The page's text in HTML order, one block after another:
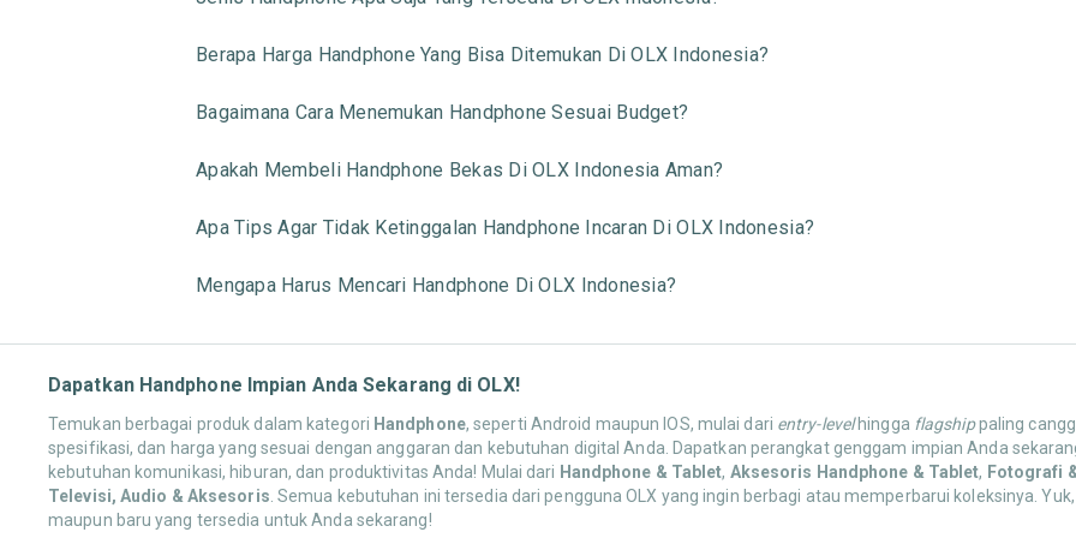
Berapa Harga Handphone Yang Bisa Ditemukan Di OLX Indonesia?
Bagaimana Cara Menemukan Handphone Sesuai Budget?
Apakah Membeli Handphone Bekas Di OLX Indonesia Aman?
Apa Tips Agar Tidak Ketinggalan Handphone Incaran Di OLX Indonesia?
Mengapa Harus Mencari Handphone Di OLX Indonesia?
Dapatkan Handphone Impian Anda Sekarang di OLX!
Temukan berbagai produk dalam kategori Handphone, seperti Android maupun IOS, mulai dari entry-levelhingga flagshippaling
spesifikasi, dan harga yang sesuai dengan anggaran dan kebutuhan digital Anda. Dapatkan perangkat genggam impian Anda
kebutuhan komunikasi, hiburan, dan produktivitas Anda! Mulai dari Handphone & Tablet, Aksesoris Handphone & Tablet, Fotografi
Televisi, Audio & Aksesoris . Semua kebutuhan ini tersedia dari pengguna OLX yang ingin berbagi atau memperbarui koleksinya.
maupun baru yang tersedia untuk Anda sekarang!